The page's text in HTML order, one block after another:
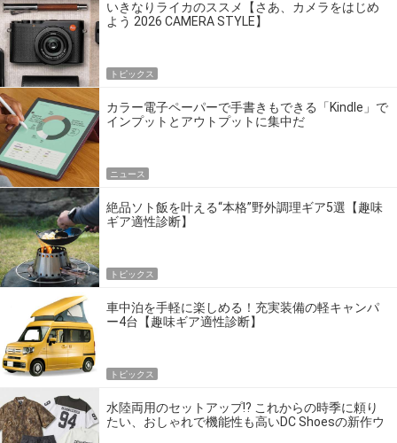
いきなりライカのススメ【さあ、カメラをはじめ
よう 2026 CAMERA STYLE】
トピックス
カラー電子ペーパーで手書きもできる「Kindle」で
インプットとアウトプットに集中だ
ニュース
絶品ソト飯を叶える“本格”野外調理ギア5選【趣味
ギア適性診断】
トピックス
車中泊を手軽に楽しめる！充実装備の軽キャンパ
ー4台【趣味ギア適性診断】
トピックス
水陸両用のセットアップ!? これからの時季に頼り
たい、おしゃれで機能性も高いDC Shoesの新作ウ